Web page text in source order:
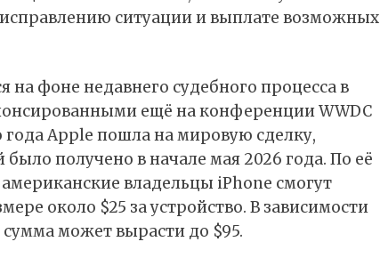
ситуации и выплате возможных
на фоне недавнего судебного процесса в
ещё на конференции WWDC
Apple пошла на мировую сделку,
получено в начале мая 2026 года. По её
владельцы iPhone смогут
около $25 за устройство. В зависимости
может вырасти до $95.